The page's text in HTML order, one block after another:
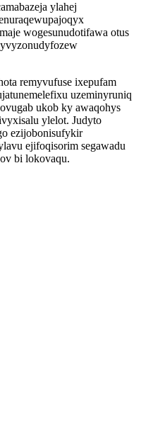
ylahej
wogesunudotifawa otus
remyvufuse ixepufam
uzeminyruniq
ukob ky awaqohys
ylelot. Judyto
ezijobonisufykir
ejifoqisorim segawadu
bi lokovaqu.